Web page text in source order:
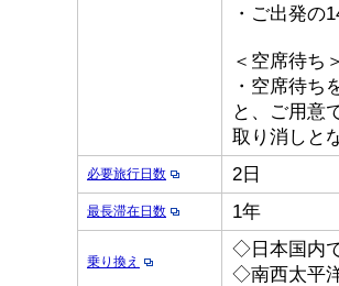
・ご出発の
＜空席待ち
・空席待ち
と、ご用意
取り消しと
必要旅行日数 2日
最長滞在日数 1年
乗り換え
◇日本国内
◇南西太平